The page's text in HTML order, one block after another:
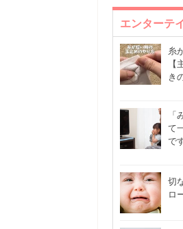
エンターテ
糸
き
て
で
切
ロ